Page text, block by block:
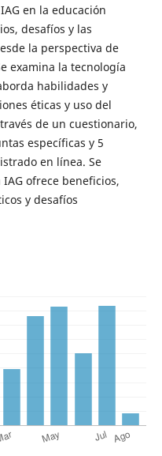
en la educación
desafíos y las
la perspectiva de
examina la tecnología
habilidades y
éticas y uso del
de un cuestionario,
específicas y 5
en línea. Se
ofrece beneficios,
y desafíos